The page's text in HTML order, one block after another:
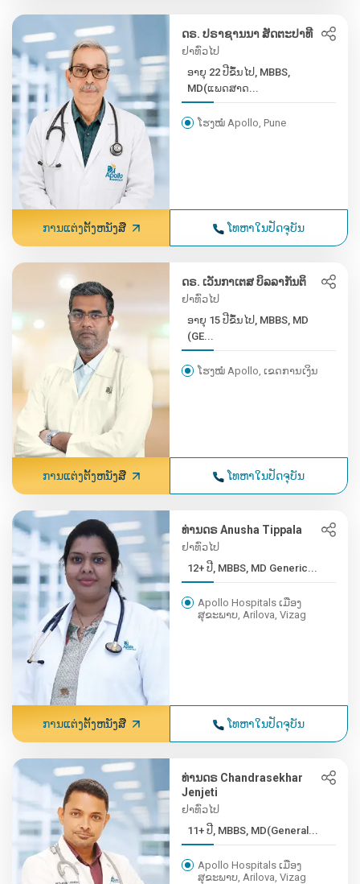
ດຣ. ປຣາຊານນາ ສັດຕະປາທີ
ຢາທົ່ວໄປ
ອາຍຸ 22 ປີຂຶ້ນໄປ, MBBS,
MD(ແພດສາດ...
ໂຮງໝໍ Apollo, Pune
ການແຕ່ງຕັ້ງຫນັງສື ໂທຫາໃນປັດຈຸບັນ
ດຣ. ເວັນກາເຕສ ບິລລາກັນຕິ
ຢາທົ່ວໄປ
ອາຍຸ 15 ປີຂຶ້ນໄປ, MBBS, MD
(GE...
ໂຮງໝໍ Apollo, ເຂດການເງິນ
ການແຕ່ງຕັ້ງຫນັງສື ໂທຫາໃນປັດຈຸບັນ
ທ່ານດຣ Anusha Tippala
ຢາທົ່ວໄປ
12+ ປີ, MBBS, MD Generic...
Apollo Hospitals ເມືອງ
ສຸຂະພາບ, Arilova, Vizag
ການແຕ່ງຕັ້ງຫນັງສື ໂທຫາໃນປັດຈຸບັນ
ທ່ານດຣ Chandrasekhar
Jenjeti
ຢາທົ່ວໄປ
11+ ປີ, MBBS, MD(General...
Apollo Hospitals ເມືອງ
ສຸຂະພາບ, Arilova, Vizag